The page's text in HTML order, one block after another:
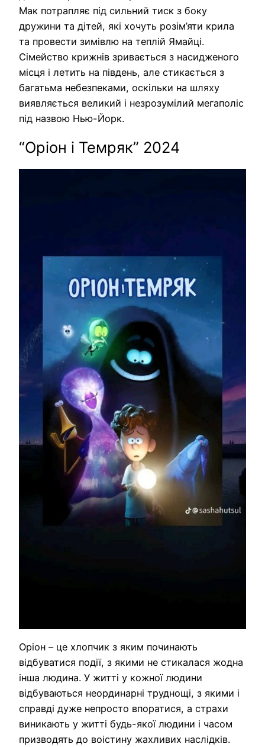
Мак потрапляє під сильний тиск з боку
дружини та дітей, які хочуть розім’яти крила
та провести зимівлю на теплій Ямайці.
Сімейство крижнів зривається з насидженого
місця і летить на південь, але стикається з
багатьма небезпеками, оскільки на шляху
виявляється великий і незрозумілий мегаполіс
під назвою Нью-Йорк.
“Оріон і Темряк” 2024
Оріон – це хлопчик з яким починають
відбуватися події, з якими не стикалася жодна
інша людина. У житті у кожної людини
відбуваються неординарні труднощі, з якими і
справді дуже непросто впоратися, а страхи
виникають у житті будь-якої людини і часом
призводять до воістину жахливих наслідків.